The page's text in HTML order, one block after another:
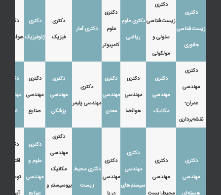
دکتری
زیست‌شناسی
جانوری
دکتری
زیست‌شناسی
سلولی و
مولکولی
دکتری علوم
ریاضی
دکتری
علوم
کامپیوتر
دکتری آمار
دکتری
فیزیک
دکتری
ژئوفیزیک
دکتری
هواشناسی
دکتری
مهندسی
عمران-
نقشه‌برداری
دکتری
مهندسی
مکانیک
دکتری
مهندسی
هوافضا
دکتری
مهندسی
معدن
دکتری
مهندسی پلیمر
دکتری
مهندسی
پزشکی
دکتری
مهندسی
صنایع
دکتری
مهندسی
نفت
دکتری
مهندسی
دکتری
مهندسی
دکتری
مهندسی
سیستم‌های
دکتری
مهندسی
دکتری محیط
زیست
دکتری
مهندسی
مکانیک
بیوسیستم و
دکتری
علوم و
مهندسی
دکتری
اقتصاد،
توسعه و